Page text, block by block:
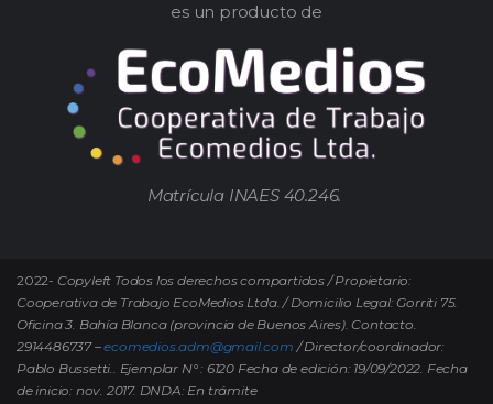
es un producto de
Matrícula INAES 40.246.
2022- Copyleft Todos los derechos compartidos / Propietario:
Cooperativa de Trabajo EcoMedios Ltda. / Domicilio Legal: Gorriti 75.
Oficina 3. Bahía Blanca (provincia de Buenos Aires). Contacto.
2914486737 –ecomedios.adm@gmail.com / Director/coordinador:
Pablo Bussetti.. Ejemplar N° : 6120 Fecha de edición: 19/09/2022. Fecha
de inicio: nov. 2017. DNDA: En trámite